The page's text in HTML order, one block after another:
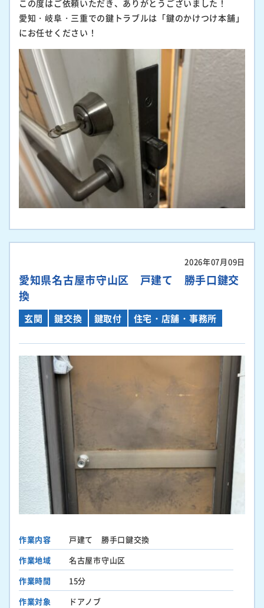
この度はご依頼いただき、ありがとうございました！
愛知・岐阜・三重での鍵トラブルは「鍵のかけつけ本舗」
にお任せください！
2026年07月09日
愛知県名古屋市守山区 戸建て 勝手口鍵交
換
玄関 鍵交換 鍵取付 住宅・店舗・事務所
作業内容
戸建て 勝手口鍵交換
作業地域
名古屋市守山区
作業時間
15分
作業対象
ドアノブ